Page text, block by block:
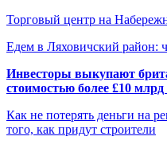
Торговый центр на
Едем в Ляховичский район:
Инвесторы выкупают
стоимостью более £10
Как не потерять деньги на
того, как придут строители